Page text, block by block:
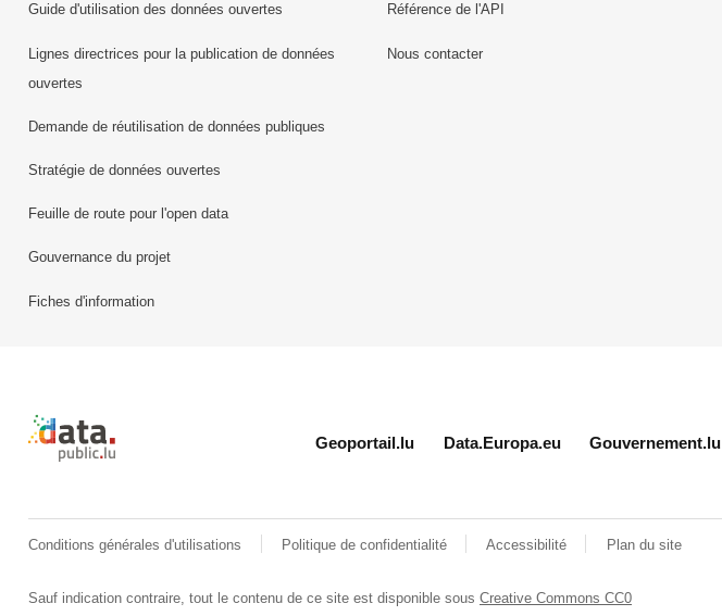
Guide d'utilisation des données ouvertes
Lignes directrices pour la publication de données
ouvertes
Demande de réutilisation de données publiques
Stratégie de données ouvertes
Feuille de route pour l'open data
Gouvernance du projet
Fiches d'information
Référence de l'API
Nous contacter
Retour à l'accueil de data.public.lu
Geoportail.lu Data.Europa.eu Gouvernement.lu
Conditions générales d'utilisations Politique de confidentialité Accessibilité Plan du site
Sauf indication contraire, tout le contenu de ce site est disponible sousCreative Commons CC0